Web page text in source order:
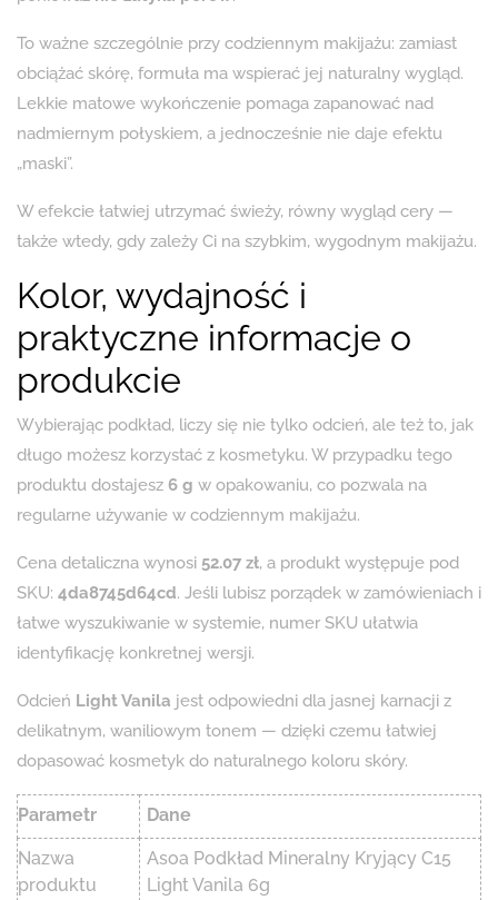
To ważne szczególnie przy codziennym makijażu: zamiast
obciążać skórę, formuła ma wspierać jej naturalny wygląd.
Lekkie matowe wykończenie pomaga zapanować nad
nadmiernym połyskiem, a jednocześnie nie daje efektu
„maski”.
W efekcie łatwiej utrzymać świeży, równy wygląd cery —
także wtedy, gdy zależy Ci na szybkim, wygodnym makijażu.
Kolor, wydajność i
praktyczne informacje o
produkcie
Wybierając podkład, liczy się nie tylko odcień, ale też to, jak
długo możesz korzystać z kosmetyku. W przypadku tego
produktu dostajesz 6 g w opakowaniu, co pozwala na
regularne używanie w codziennym makijażu.
Cena detaliczna wynosi 52.07 zł, a produkt występuje pod
SKU: 4da8745d64cd. Jeśli lubisz porządek w zamówieniach i
łatwe wyszukiwanie w systemie, numer SKU ułatwia
identyfikację konkretnej wersji.
Odcień Light Vanila jest odpowiedni dla jasnej karnacji z
delikatnym, waniliowym tonem — dzięki czemu łatwiej
dopasować kosmetyk do naturalnego koloru skóry.
Parametr Dane
Nazwa
produktu
Asoa Podkład Mineralny Kryjący C15
Light Vanila 6g